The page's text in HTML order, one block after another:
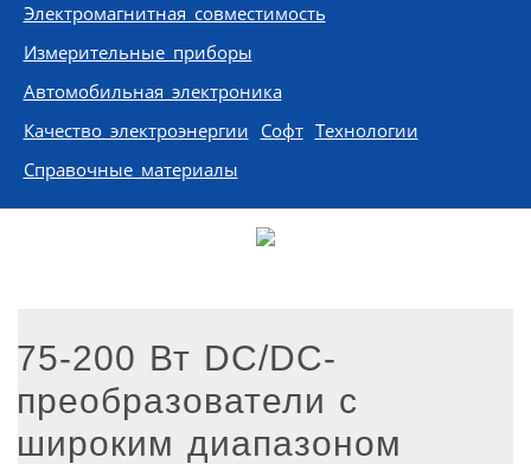
Электромагнитная совместимость
Измерительные приборы
Автомобильная электроника
Качество электроэнергии Софт Технологии
Справочные материалы
75-200 Вт DC/DC-
преобразователи с
широким диапазоном